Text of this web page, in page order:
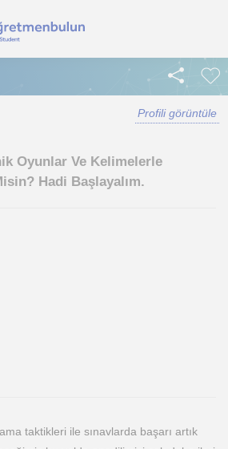
Profili görüntüle
Oyunlar Ve Kelimelerle
Hadi Başlayalım.
taktikleri ile sınavlarda başarı artık